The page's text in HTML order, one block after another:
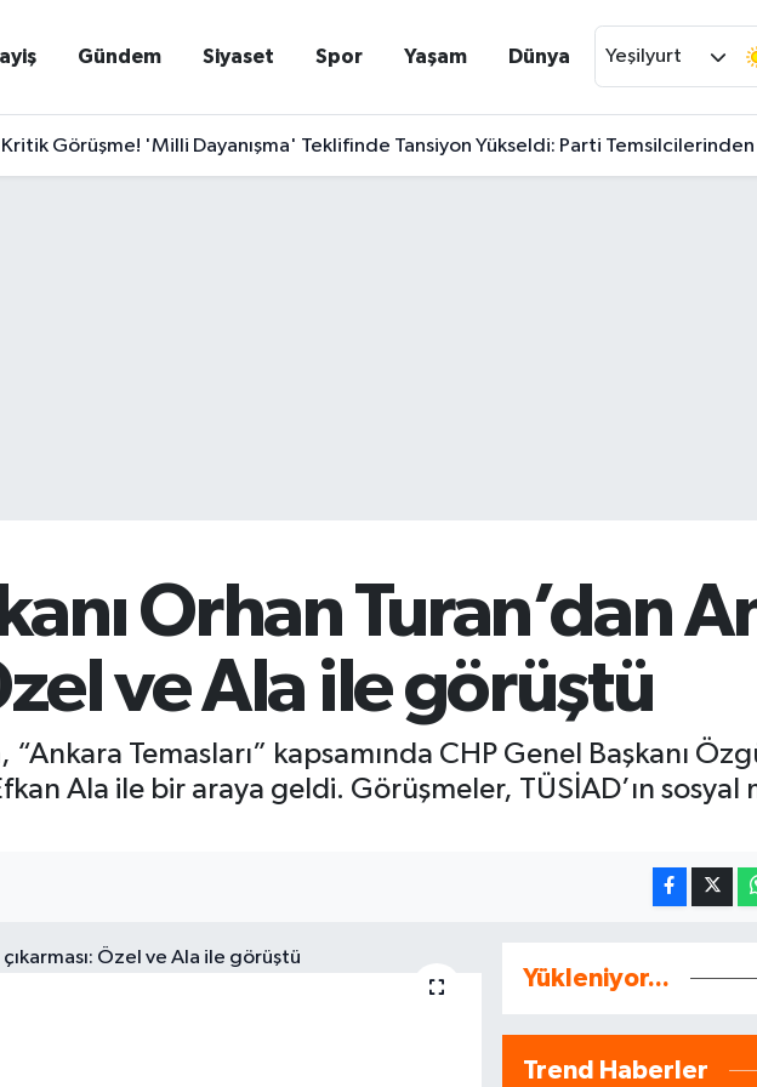
Gündem Siyaset Spor Yaşam Dünya Yeşilyurt
Görüşme! 'Milli Dayanışma' Teklifinde Tansiyon Yükseldi: Parti Temsilcilerinden Peş
Orhan Turan’dan
ve Ala ile görüştü
“Ankara Temasları” kapsamında CHP Genel Başkanı
Ala ile bir araya geldi. Görüşmeler, TÜSİAD’ın sosyal
Yükleniyor...
Trend Haberler